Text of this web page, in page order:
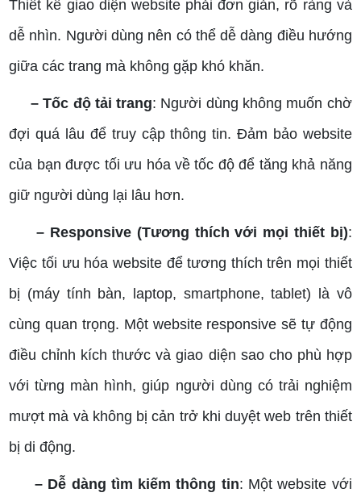
Thiết kế giao diện website phải đơn giản, rõ ràng và
dễ nhìn. Người dùng nên có thể dễ dàng điều hướng
giữa các trang mà không gặp khó khăn.
– Tốc độ tải trang: Người dùng không muốn chờ
đợi quá lâu để truy cập thông tin. Đảm bảo website
của bạn được tối ưu hóa về tốc độ để tăng khả năng
giữ người dùng lại lâu hơn.
– Responsive (Tương thích với mọi thiết bị):
Việc tối ưu hóa website để tương thích trên mọi thiết
bị (máy tính bàn, laptop, smartphone, tablet) là vô
cùng quan trọng. Một website responsive sẽ tự động
điều chỉnh kích thước và giao diện sao cho phù hợp
với từng màn hình, giúp người dùng có trải nghiệm
mượt mà và không bị cản trở khi duyệt web trên thiết
bị di động.
– Dễ dàng tìm kiếm thông tin: Một website với